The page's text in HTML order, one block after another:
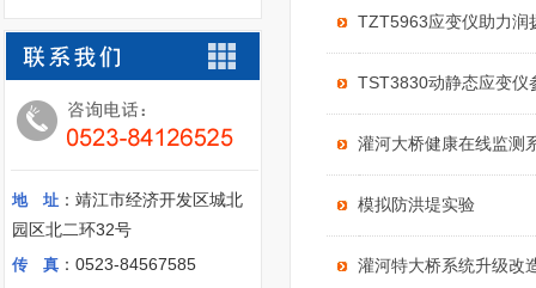
地 址 ：靖江市经济开发区城北
园区北二环32号
传 真 ：0523-84567585
TZT5963应变仪助力润
TST3830动静态应变仪
灌河大桥健康在线监测
模拟防洪堤实验
灌河特大桥系统升级改